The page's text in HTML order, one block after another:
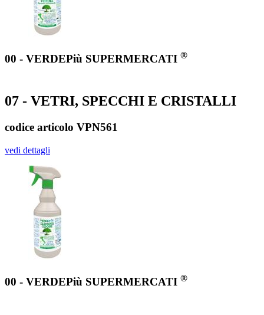
00 - VERDEPiù SUPERMERCATI ®
07 - VETRI, SPECCHI E CRISTALLI
codice articolo VPN561
vedi dettagli
00 - VERDEPiù SUPERMERCATI ®